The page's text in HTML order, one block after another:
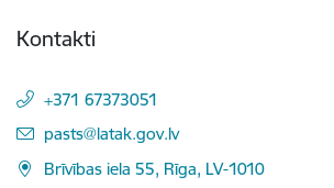
Kontakti
+371 67373051
E-pasts:
pasts@latak.gov.lv
Brīvības iela 55, Rīga, LV-1010